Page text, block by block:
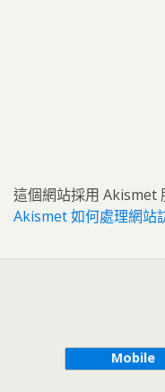
這個網站採用 Akismet
Akismet 如何處理網站
Mobile